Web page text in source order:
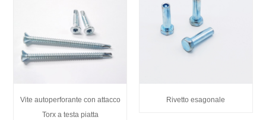
Vite autoperforante con attacco
Torx a testa piatta
Rivetto esagonale